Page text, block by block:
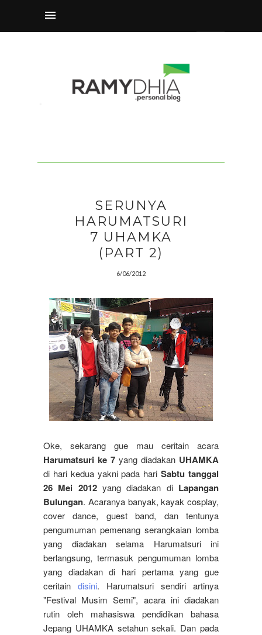
SERUNYA
HARUMATSURI
7 UHAMKA
(PART 2)
6/06/2012
Oke, sekarang gue mau ceritain acara
Harumatsuri ke 7 yang diadakan UHAMKA
di hari kedua yakni pada hariSabtu tanggal
26 Mei 2012yang diadakan di Lapangan
Bulungan. Acaranya banyak, kayak cosplay,
cover dance, guest band, dan tentunya
pengumuman pemenang serangkaian lomba
yang diadakan selama Harumatsuri ini
berlangsung, termasuk pengumuman lomba
yang diadakan di hari pertama yang gue
ceritain disini. Harumatsuri sendiri artinya
"Festival Musim Semi", acara ini diadakan
rutin oleh mahasiswa pendidikan bahasa
Jepang UHAMKA setahun sekali. Dan pada